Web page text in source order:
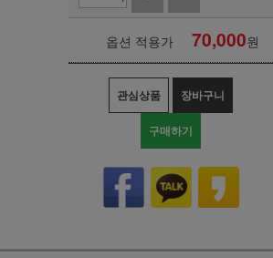
옵션 적용가 70,000원
관심상품 장바구니
구매하기